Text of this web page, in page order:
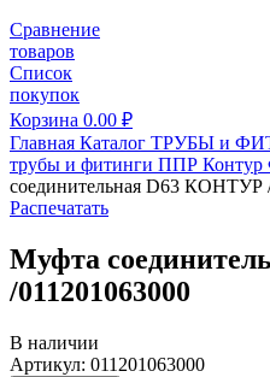
Сравнение
товаров
Список
покупок
Корзина 0.00 ₽
Главная Каталог ТРУБЫ и
трубы и фитинги ППР Контур
соединительная D63 КОНТУР
Распечатать
Муфта
/011201063000
В наличии
Артикул: 011201063000